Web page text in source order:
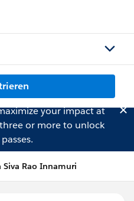
your impact at
or more to unlock
Siva Rao Innamuri